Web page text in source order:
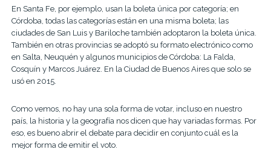
En Santa Fe, por ejemplo, usan la boleta única por categoría; en
Córdoba, todas las categorías están en una misma boleta; las
ciudades de San Luis y Bariloche también adoptaron la boleta única.
También en otras provincias se adoptó su formato electrónico como
en Salta, Neuquén y algunos municipios de Córdoba: La Falda,
Cosquín y Marcos Juárez. En la Ciudad de Buenos Aires que solo se
usó en 2015.
Como vemos, no hay una sola forma de votar, incluso en nuestro
país, la historia y la geografía nos dicen que hay variadas formas. Por
eso, es bueno abrir el debate para decidir en conjunto cuál es la
mejor forma de emitir el voto.